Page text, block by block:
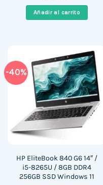
era:
820,00 €.
es:
Añadir al carrito
-40%
HP EliteBook 840 G6 14″ /
i5-8265U / 8GB DDR4
256GB SSD Windows 11